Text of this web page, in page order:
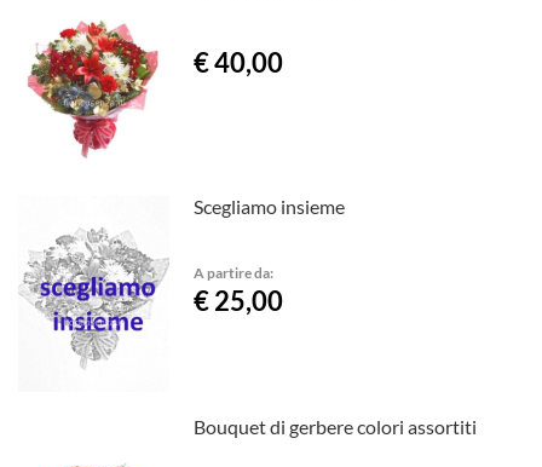
€ 40,00
Scegliamo insieme
A partire da:
€ 25,00
Bouquet di gerbere colori assortiti